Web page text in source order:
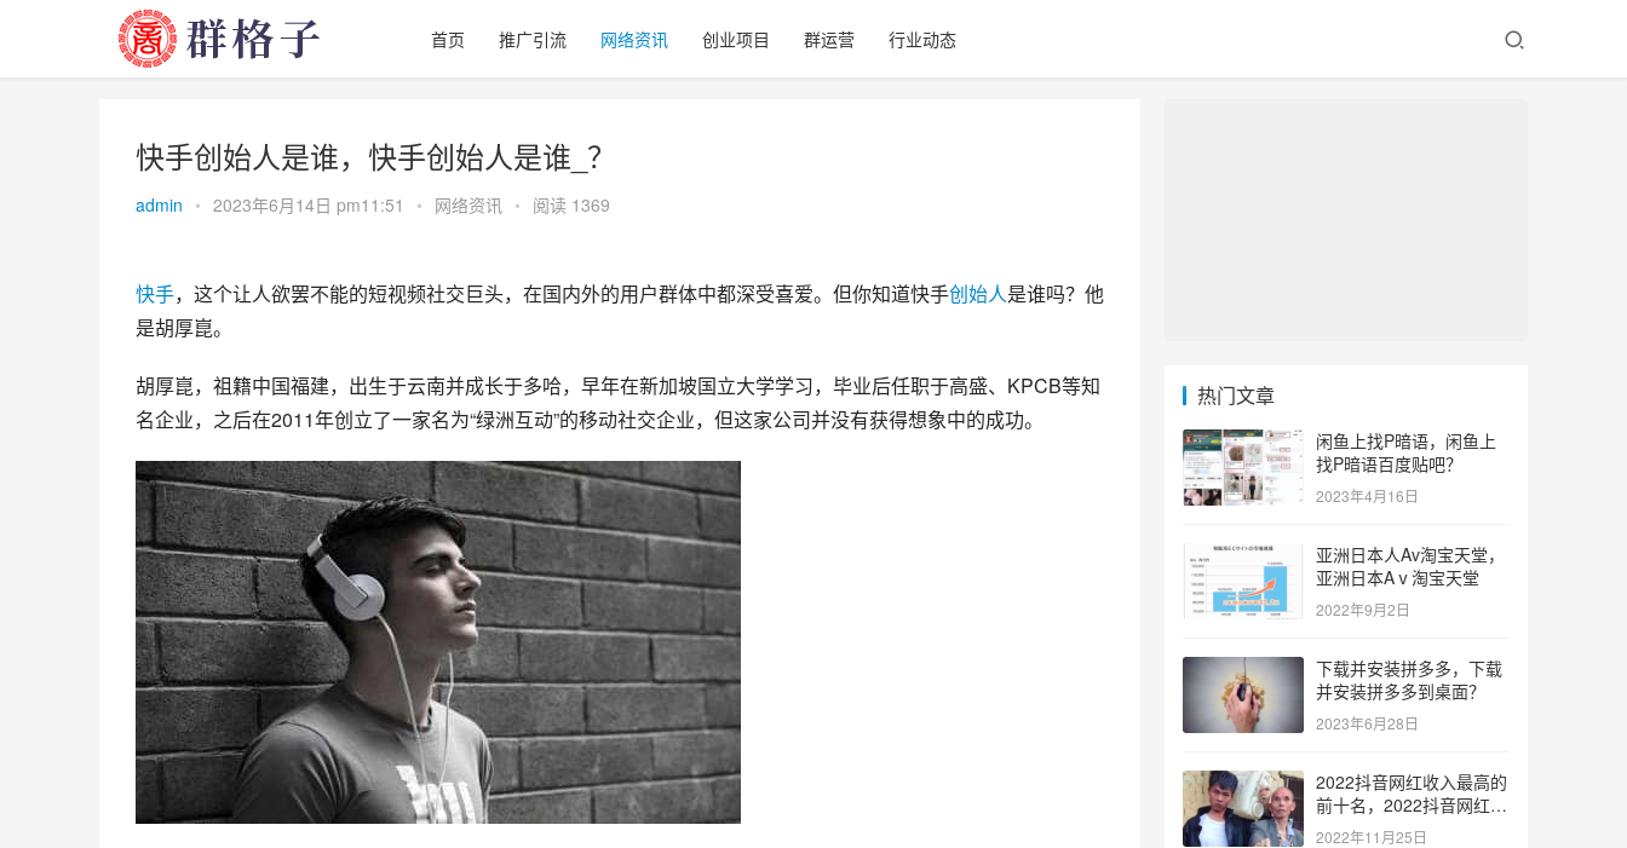
首页 推广引流 网络资讯 创业项目 群运营 行业动态
快手创始人是谁，快手创始人是谁_？
admin • 2023年6月14日 pm11:51 • 网络资讯 • 阅读 1369
快手，这个让人欲罢不能的短视频社交巨头，在国内外的用户群体中都深受喜爱。但你知道快手创始人是谁吗？他
是胡厚崑。
胡厚崑，祖籍中国福建，出生于云南并成长于多哈，早年在新加坡国立大学学习，毕业后任职于高盛、KPCB等知
名企业，之后在2011年创立了一家名为“绿洲互动”的移动社交企业，但这家公司并没有获得想象中的成功。
热门文章
闲鱼上找P暗语，闲鱼上
找P暗语百度贴吧？
2023年4月16日
亚洲日本人Av淘宝天堂，
亚洲日本Aⅴ淘宝天堂
2022年9月2日
下载并安装拼多多，下载
并安装拼多多到桌面？
2023年6月28日
2022抖音网红收入最高的
前十名，2022抖音网红收
入最高的前十名有哪些？
2022年11月25日